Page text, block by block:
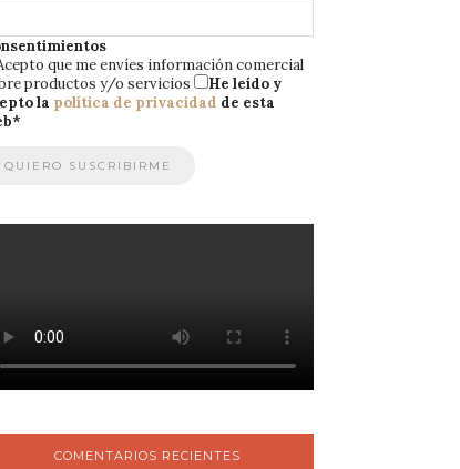
que me envíes información comercial
productos y/o servicios
He leído y
la política de privacidad de esta
*
COMENTARIOS RECIENTES